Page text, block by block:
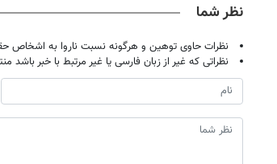
نظر شما
نظرات حاوی توهین و هرگونه نسبت ناروا به اشخاص
نظراتی که غیر از زبان فارسی یا غیر مرتبط با خبر باشد